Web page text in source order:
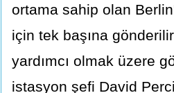
ortama sahip olan
için tek başına
yardımcı olmak üzere
istasyon şefi David